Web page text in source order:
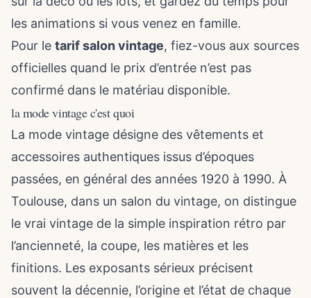
les animations si vous venez en famille.
Pour le tarif salon vintage, fiez-vous aux sources
officielles quand le prix d’entrée n’est pas
confirmé dans le matériau disponible.
la mode vintage c'est quoi
La mode vintage désigne des vêtements et
accessoires authentiques issus d’époques
passées, en général des années 1920 à 1990. À
Toulouse, dans un salon du vintage, on distingue
le vrai vintage de la simple inspiration rétro par
l’ancienneté, la coupe, les matières et les
finitions. Les exposants sérieux précisent
souvent la décennie, l’origine et l’état de chaque